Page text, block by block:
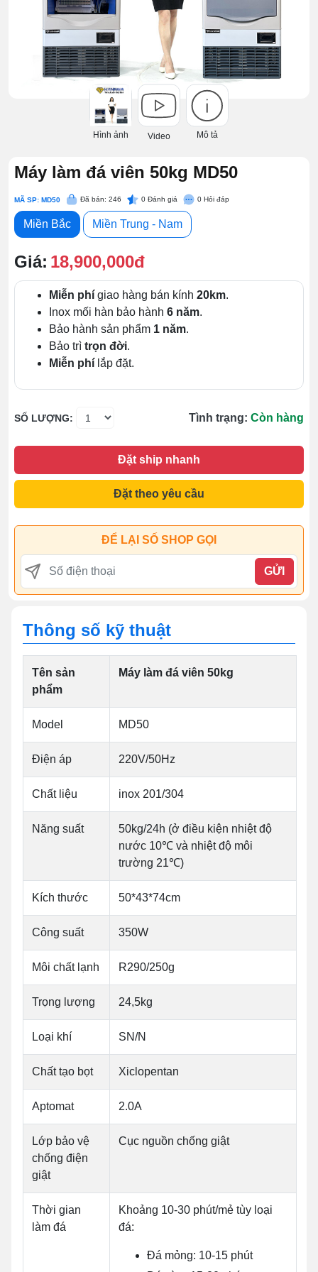
Hình ảnh Video Mô tả
Máy làm đá viên 50kg MD50
MÃ SP: MD50 Đã bán: 246 0 Đánh giá 0 Hỏi đáp
Miền Bắc Miền Trung - Nam
Giá: 18,900,000đ
Miễn phí giao hàng bán kính 20km.
Inox mối hàn bảo hành 6 năm.
Bảo hành sản phẩm 1 năm.
Bảo trì trọn đời.
Miễn phí lắp đặt.
SỐ LƯỢNG: Tình trạng: Còn hàng
Đặt ship nhanh
Đặt theo yêu cầu
ĐỂ LẠI SỐ SHOP GỌI
GỬI
Thông số kỹ thuật
Tên sản
phẩm
Máy làm đá viên 50kg
Model MD50
Điện áp 220V/50Hz
Chất liệu inox 201/304
Năng suất
50kg/24h (ở điều kiện nhiệt độ
nước 10℃ và nhiệt độ môi
trường 21℃)
Kích thước 50*43*74cm
Công suất 350W
Môi chất lạnh R290/250g
Trọng lượng 24,5kg
Loại khí SN/N
Chất tạo bọt Xiclopentan
Aptomat 2.0A
Lớp bảo vệ
chống điện
giật
Cục nguồn chống giật
Thời gian
làm đá
Khoảng 10-30 phút/mẻ tùy loại
đá:
Đá mỏng: 10-15 phút